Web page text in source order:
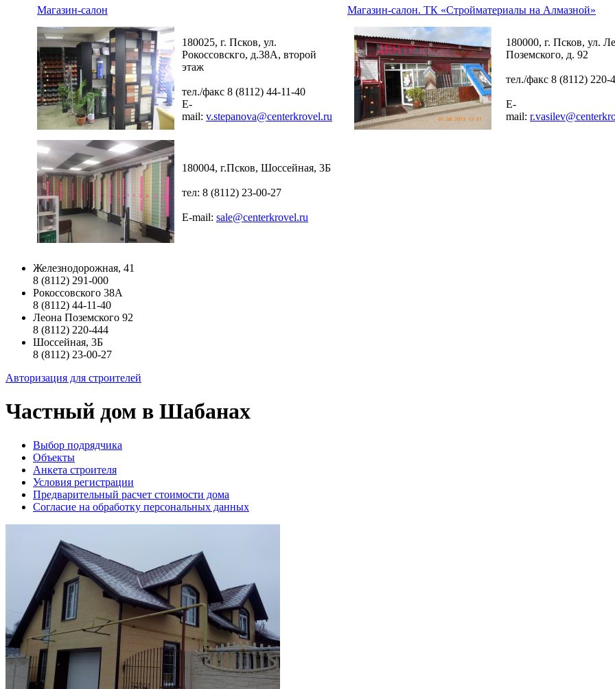
Магазин-салон
Магазин-салон. ТК «Стройматериалы на Алмазной»
180025, г. Псков, ул.
Рокоссовскго, д.38А, второй
этаж
тел./факс 8 (8112) 44-11-40
E-
mail: v.stepanova@centerkrovel.ru
180000, г. Псков, ул.
Поземского, д. 92
тел./факс 8 (8112) 220-
E-
mail:
180004, г.Псков, Шоссейная, 3Б
тел: 8 (8112) 23-00-27
E-mail: sale@centerkrovel.ru
Железнодорожная, 41
8 (8112) 291-000
Рокоссовского 38А
8 (8112) 44-11-40
Леона Поземского 92
8 (8112) 220-444
Шоссейная, 3Б
8 (8112) 23-00-27
Авторизация для строителей
Частный дом в Шабанах
Выбор подрядчика
Объекты
Анкета строителя
Условия регистрации
Предварительный расчет стоимости дома
Согласие на обработку персональных данных